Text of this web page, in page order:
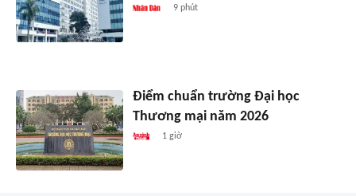
9 phút
Điểm chuẩn trường Đại học
Thương mại năm 2026
1 giờ